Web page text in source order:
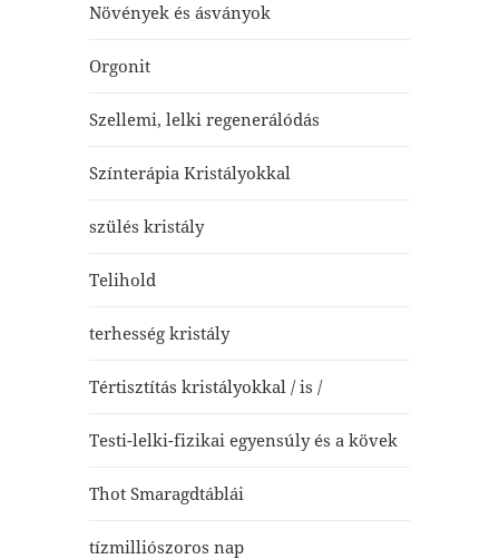
Növények és ásványok
Orgonit
Szellemi, lelki regenerálódás
Színterápia Kristályokkal
szülés kristály
Telihold
terhesség kristály
Tértisztítás kristályokkal / is /
Testi-lelki-fizikai egyensúly és a kövek
Thot Smaragdtáblái
tízmilliószoros nap